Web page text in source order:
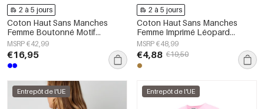
2 à 5 jours
Coton Haut Sans Manches
Femme Boutonné Motif
Géométrique
MSRP €42,99
€16,95
2 à 5 jours
Coton Haut Sans Manches
Femme Imprimé Léopard
Boutonnage Avant
MSRP €48,99
€4,88 €19,50
Entrepôt de l'UE Entrepôt de l'UE